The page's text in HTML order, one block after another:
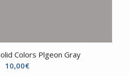
Colors Plgeon Gray
10,00€